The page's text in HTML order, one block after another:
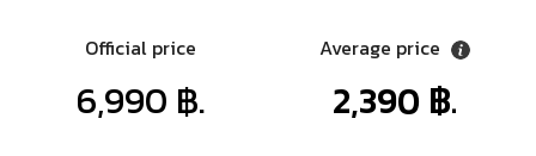
Official price
6,990 ฿.
Average price
2,390 ฿.